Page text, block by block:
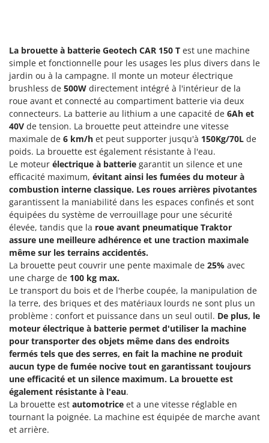
H
Haches - Cognées et Hachettes
Hachoirs à viande
Herses à Dents
Herses Rotatives
L
Lames à neige
Lames niveleuses pour tracteur
Lave-vitres
Lieuses électriques pour vignes
M
Machines à pâtes
Machines pour la transformation des fruits
Machines sous vide
Motobineuses
Motoculteurs
Motofaucheuses
Motopompes pour irrigation
Moulins à céréales électriques
Moulins à farine
N
Nettoyeurs et Balais à vapeur
Edilmark
Effeuno
Einhell
Elegen
Energy Gruppi
Enotecnica Pillan
Eschenfelder
EuroMech
Eurosystems
F
FAC
Fama Industrie
Famag
Famur
FARMER
FBC
Ferrari Group
Ferroni
Ferrua
FIAC
FIEM
Fimar
La brouette à batterie Geotech CAR 150 T est une machine
simple et fonctionnelle pour les usages les plus divers dans le
jardin ou à la campagne. Il monte un moteur électrique
brushless de 500W directement intégré à l'intérieur de la
roue avant et connecté au compartiment batterie via deux
connecteurs. La batterie au lithium a une capacité de 6Ah et
40V de tension. La brouette peut atteindre une vitesse
maximale de 6 km/h et peut supporter jusqu'à 150Kg/70L de
poids. La brouette est également résistante à l'eau.
Le moteur électrique à batterie garantit un silence et une
efficacité maximum, évitant ainsi les fumées du moteur à
combustion interne classique. Les roues arrières pivotantes
garantissent la maniabilité dans les espaces confinés et sont
équipées du système de verrouillage pour une sécurité
élevée, tandis que la roue avant pneumatique Traktor
assure une meilleure adhérence et une traction maximale
même sur les terrains accidentés.
La brouette peut couvrir une pente maximale de 25% avec
une charge de 100 kg max.
Le transport du bois et de l'herbe coupée, la manipulation de
la terre, des briques et des matériaux lourds ne sont plus un
problème : confort et puissance dans un seul outil. De plus, le
moteur électrique à batterie permet d'utiliser la machine
pour transporter des objets même dans des endroits
fermés tels que des serres, en fait la machine ne produit
aucun type de fumée nocive tout en garantissant toujours
une efficacité et un silence maximum. La brouette est
également résistante à l'eau.
La brouette est automotrice et a une vitesse réglable en
tournant la poignée. La machine est équipée de marche avant
et arrière.